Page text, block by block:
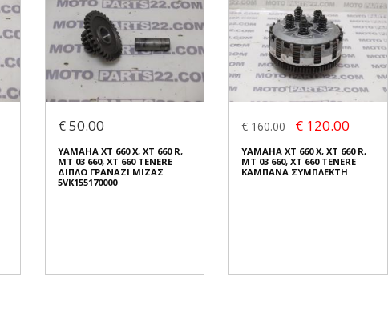
€ 50.00
YAMAHA XT 660 X, XT 660 R,
MT 03 660, XT 660 TENERE
ΔΙΠΛΟ ΓΡΑΝΑΖΙ ΜΙΖΑΣ
5VK155170000
€ 160.00 € 120.00
YAMAHA XT 660 X, XT 660 R,
MT 03 660, XT 660 TENERE
ΚΑΜΠΑΝΑ ΣΥΜΠΛΕΚΤΗ